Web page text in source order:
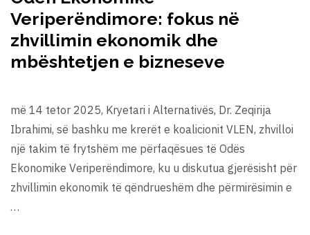
Veriperëndimore: fokus në
zhvillimin ekonomik dhe
mbështetjen e bizneseve
më 14 tetor 2025, Kryetari i Alternativës, Dr. Zeqirija
Ibrahimi, së bashku me krerët e koalicionit VLEN, zhvilloi
një takim të frytshëm me përfaqësues të Odës
Ekonomike Veriperëndimore, ku u diskutua gjerësisht për
zhvillimin ekonomik të qëndrueshëm dhe përmirësimin e
…